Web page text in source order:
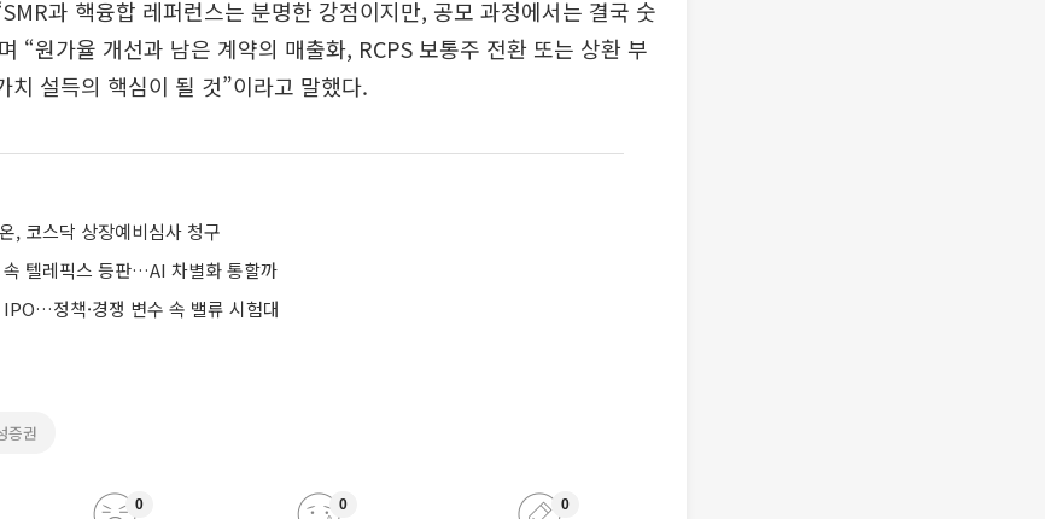
과 핵융합 레퍼런스는 분명한 강점이지만, 공모 과정에서는 결국 숫
“원가율 개선과 남은 계약의 매출화, RCPS 보통주 전환 또는 상환 부
치 설득의 핵심이 될 것”이라고 말했다.
, 코스닥 상장예비심사 청구
텔레픽스 등판…AI 차별화 통할까
정책·경쟁 변수 속 밸류 시험대
증권
0 0 0